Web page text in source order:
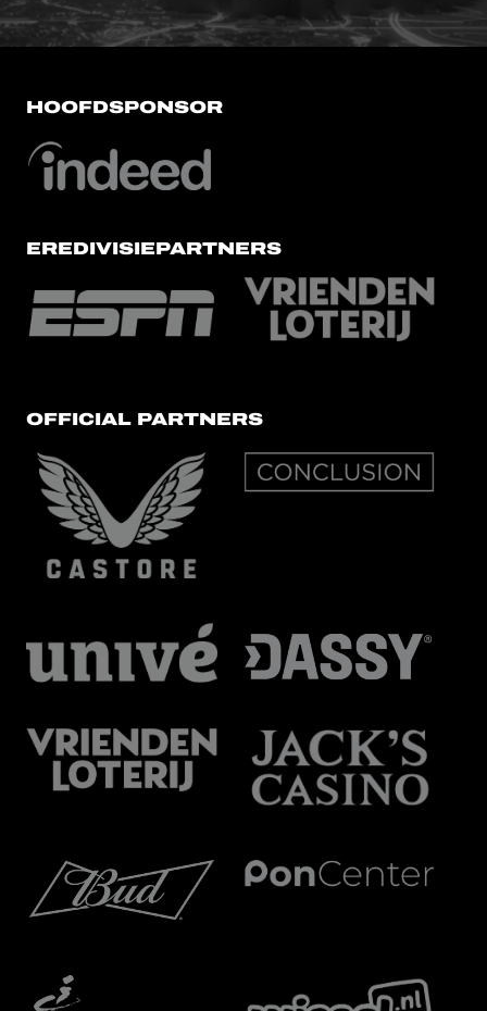
HOOFDSPONSOR
EREDIVISIEPARTNERS
OFFICIAL PARTNERS